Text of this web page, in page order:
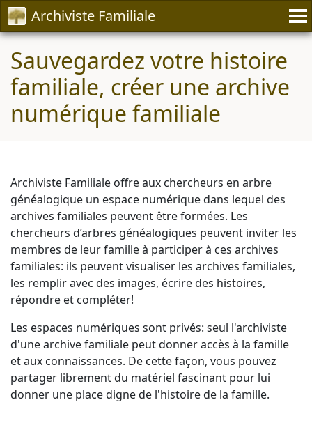
Archiviste Familiale
Sauvegardez votre histoire
familiale, créer une archive
numérique familiale
Archiviste Familiale offre aux chercheurs en arbre
généalogique un espace numérique dans lequel des
archives familiales peuvent être formées. Les
chercheurs d’arbres généalogiques peuvent inviter les
membres de leur famille à participer à ces archives
familiales: ils peuvent visualiser les archives familiales,
les remplir avec des images, écrire des histoires,
répondre et compléter!
Les espaces numériques sont privés: seul l'archiviste
d'une archive familiale peut donner accès à la famille
et aux connaissances. De cette façon, vous pouvez
partager librement du matériel fascinant pour lui
donner une place digne de l'histoire de la famille.